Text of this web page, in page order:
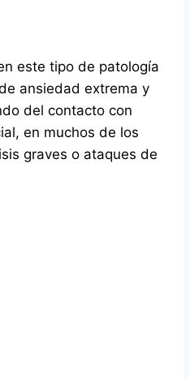
este tipo de patología
ansiedad extrema y
del contacto con
en muchos de los
graves o ataques de